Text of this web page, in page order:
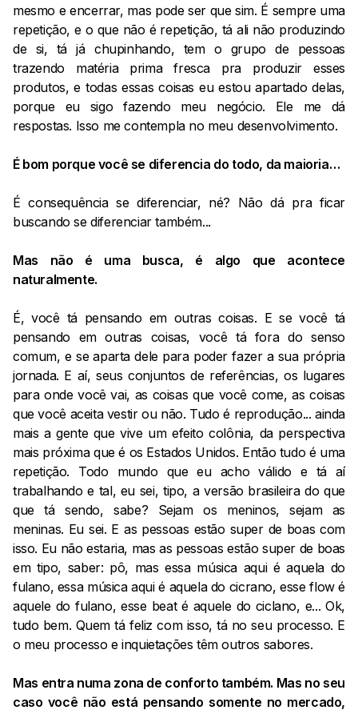
mesmo e encerrar, mas pode ser que sim. É sempre uma
repetição, e o que não é repetição, tá ali não produzindo
de si, tá já chupinhando, tem o grupo de pessoas
trazendo matéria prima fresca pra produzir esses
produtos, e todas essas coisas eu estou apartado delas,
porque eu sigo fazendo meu negócio. Ele me dá
respostas. Isso me contempla no meu desenvolvimento.
É bom porque você se diferencia do todo, da maioria…
É consequência se diferenciar, né? Não dá pra ficar
buscando se diferenciar também...
Mas não é uma busca, é algo que acontece
naturalmente.
É, você tá pensando em outras coisas. E se você tá
pensando em outras coisas, você tá fora do senso
comum, e se aparta dele para poder fazer a sua própria
jornada. E aí, seus conjuntos de referências, os lugares
para onde você vai, as coisas que você come, as coisas
que você aceita vestir ou não. Tudo é reprodução... ainda
mais a gente que vive um efeito colônia, da perspectiva
mais próxima que é os Estados Unidos. Então tudo é uma
repetição. Todo mundo que eu acho válido e tá aí
trabalhando e tal, eu sei, tipo, a versão brasileira do que
que tá sendo, sabe? Sejam os meninos, sejam as
meninas. Eu sei. E as pessoas estão super de boas com
isso. Eu não estaria, mas as pessoas estão super de boas
em tipo, saber: pô, mas essa música aqui é aquela do
fulano, essa música aqui é aquela do cicrano, esse flow é
aquele do fulano, esse beat é aquele do ciclano, e... Ok,
tudo bem. Quem tá feliz com isso, tá no seu processo. E
o meu processo e inquietações têm outros sabores.
Mas entra numa zona de conforto também. Mas no seu
caso você não está pensando somente no mercado,